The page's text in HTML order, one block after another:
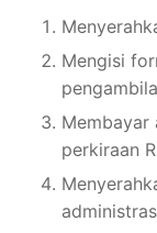
Mengisi
Membayar
perkiraan